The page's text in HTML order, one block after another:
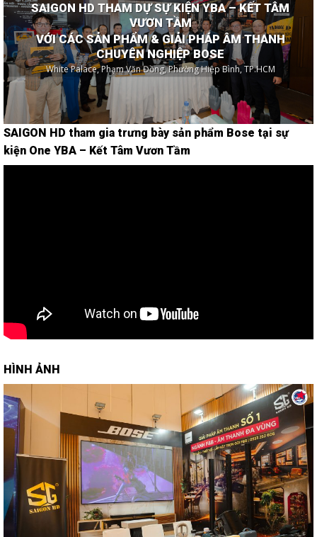
SAIGON HD THAM DỰ SỰ KIỆN YBA – KẾT TÂM
VƯƠN TẦM
VỚI CÁC SẢN PHẨM & GIẢI PHÁP ÂM THANH
CHUYÊN NGHIỆP BOSE
White Palace, Phạm Văn Đồng, Phường Hiệp Bình, TP.HCM
SAIGON HD tham gia trưng bày sản phẩm Bose tại sự
kiện One YBA – Kết Tâm Vươn Tầm
HÌNH ẢNH